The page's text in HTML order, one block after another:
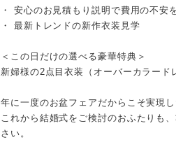
・ 安心のお見積もり説明で費用の不安
・ 最新トレンドの新作衣装見学
＜この日だけの選べる豪華特典＞
新婦様の2点目衣装（オーバーカラード
年に一度のお盆フェアだからこそ実現し
これから結婚式をご検討のおふたりも
さい。